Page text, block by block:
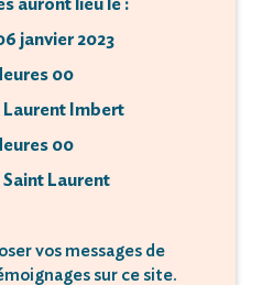
auront lieu le :
janvier 2023
00
Laurent Imbert
00
Laurent
vos messages de
sur ce site.